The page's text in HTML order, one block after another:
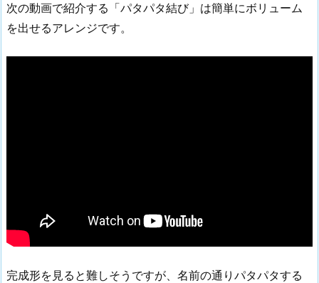
次の動画で紹介する「パタパタ結び」は簡単にボリューム
を出せるアレンジです。
完成形を見ると難しそうですが、名前の通りパタパタする